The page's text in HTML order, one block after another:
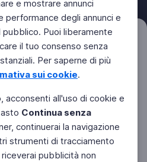
e mostrare annunci
performance degli annunci e
Puoi liberamente
il tuo consenso senza
Per saperne di più
sui cookie.
, acconsenti all'uso di cookie e
Continua senza
continuerai la navigazione
strumenti di tracciamento
pubblicità non
Azzera